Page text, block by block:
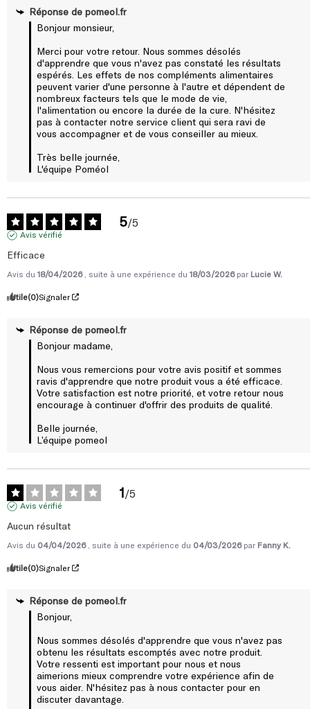
simple à mettre en oeuvre et redoutable d'efficacité. A découvrir
sur l'étiquette !
Un complément alimentaire minceur aux résultats cliniquement
prouvés* :
- 1,56 kg en moyenne sur 3 jours
- 2,16 cm de tour de taille en moyenne sur 3 jours
80% de satisfaction
Les bienfaits de Turboline Ultra Draineur 72h
favorisant l'élimination de graisses superflues (1)
drainer les toxines (1, 2)
Le draineur naturel Turboline a été conçu et élaboré par un
pharmacien français. Pour vous garantir un niveau de qualité
élevé, ce complément alimentaire minceur à boire est fabriqué
en France.
Réponse de pomeol.fr
Bonjour monsieur,
Merci pour votre retour. Nous sommes désolés
d'apprendre que vous n'avez pas constaté les résultats
espérés. Les effets de nos compléments alimentaires
peuvent varier d'une personne à l'autre et dépendent de
nombreux facteurs tels que le mode de vie,
l'alimentation ou encore la durée de la cure. N'hésitez
pas à contacter notre service client qui sera ravi de
vous accompagner et de vous conseiller au mieux.
Très belle journée,
L'équipe Poméol
5/5
Avis vérifié
Efficace
Avis du 18/04/2026 , suite à une expérience du 18/03/2026 par Lucie W.
Utile(0)Signaler
Réponse de pomeol.fr
Bonjour madame,
Nous vous remercions pour votre avis positif et sommes
ravis d'apprendre que notre produit vous a été efficace.
Votre satisfaction est notre priorité, et votre retour nous
encourage à continuer d'offrir des produits de qualité.
Belle journée,
L’équipe pomeol
1/5
Avis vérifié
Aucun résultat
Avis du 04/04/2026 , suite à une expérience du 04/03/2026 par Fanny K.
Utile(0)Signaler
Réponse de pomeol.fr
Bonjour,
Nous sommes désolés d'apprendre que vous n'avez pas
obtenu les résultats escomptés avec notre produit.
Votre ressenti est important pour nous et nous
aimerions mieux comprendre votre expérience afin de
vous aider. N'hésitez pas à nous contacter pour en
discuter davantage.